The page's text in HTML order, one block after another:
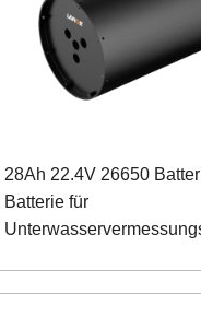
28Ah 22.4V 26650
Batterie für